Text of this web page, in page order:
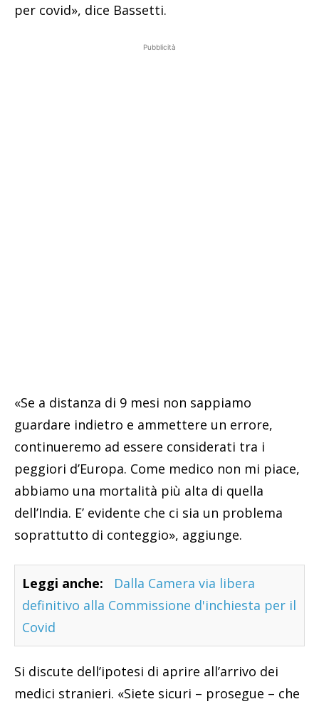
per covid», dice Bassetti.
Pubblicità
«Se a distanza di 9 mesi non sappiamo
guardare indietro e ammettere un errore,
continueremo ad essere considerati tra i
peggiori d’Europa. Come medico non mi piace,
abbiamo una mortalità più alta di quella
dell’India. E’ evidente che ci sia un problema
soprattutto di conteggio», aggiunge.
Leggi anche:
Dalla Camera via libera
definitivo alla Commissione d'inchiesta per il
Covid
Si discute dell’ipotesi di aprire all’arrivo dei
medici stranieri. «Siete sicuri – prosegue – che